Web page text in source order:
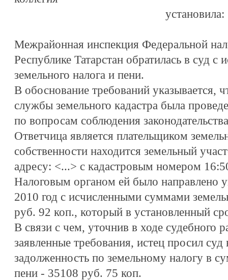
установила:
Межрайонная инспекция Федеральной
Республике Татарстан обратилась в суд
земельного налога и пени.
В обоснование требований указывается,
службы земельного кадастра была
по вопросам соблюдения
Ответчица является плательщиком
собственности находится земельный
адресу: <...> с кадастровым номером
Налоговым органом ей было направлено
2010 год с исчисленными суммами
руб. 92 коп., который в установленный
В связи с чем, уточнив в ходе судебного
заявленные требования, истец просил суд
задолженность по земельному налогу в
пени - 35108 руб. 75 коп.